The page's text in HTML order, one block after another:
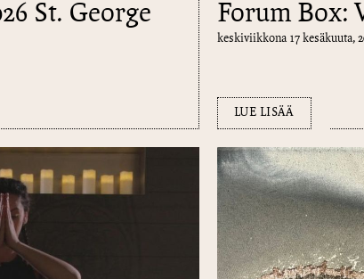
St. George
Forum Box:
keskiviikkona 17 kesäkuuta,
LUE LISÄÄ